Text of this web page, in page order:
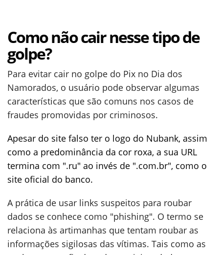
Como não cair nesse tipo de
golpe?
Para evitar cair no golpe do Pix no Dia dos
Namorados, o usuário pode observar algumas
características que são comuns nos casos de
fraudes promovidas por criminosos.
Apesar do site falso ter o logo do Nubank, assim
como a predominância da cor roxa, a sua URL
termina com ".ru" ao invés de ".com.br", como o
site oficial do banco.
A prática de usar links suspeitos para roubar
dados se conhece como "phishing". O termo se
relaciona às artimanhas que tentam roubar as
informações sigilosas das vítimas. Tais como as